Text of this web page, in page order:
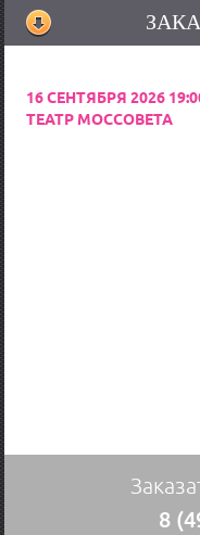
увидите больше нигде!
смог проникнуть в мысли
желал автор. Такие речи
16 СЕНТЯБРЯ 2026
ТЕАТР МОССОВЕТА
8